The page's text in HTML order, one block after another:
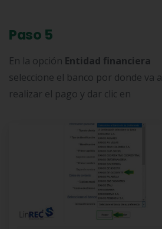
Paso 5
En la opción Entidad financiera
seleccione el banco por donde va a
realizar el pago y dar clic en